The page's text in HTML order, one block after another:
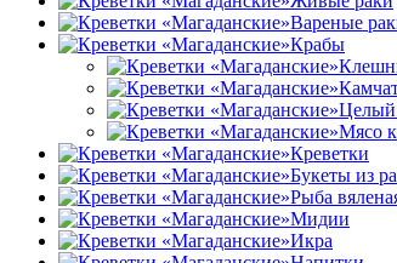
Вареные
Крабы
Целый
Мясо
Креветки
Букеты из
Рыба
Мидии
Икра